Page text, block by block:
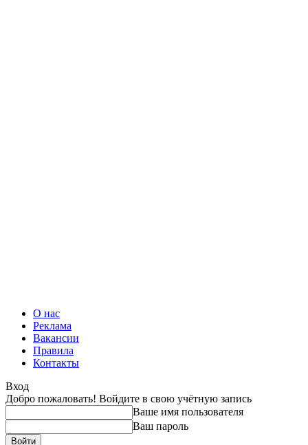
О нас
Реклама
Вакансии
Правила
Контакты
Вход
Добро пожаловать! Войдите в свою учётную запись
Ваше имя пользователя
Ваш пароль